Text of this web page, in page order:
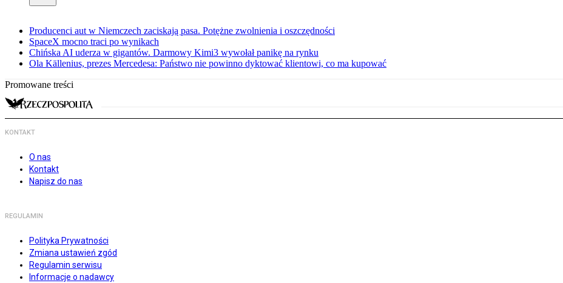
Producenci aut w Niemczech zaciskają pasa. Potężne zwolnienia i oszczędności
SpaceX mocno traci po wynikach
Chińska AI uderza w gigantów. Darmowy Kimi3 wywołał panikę na rynku
Ola Källenius, prezes Mercedesa: Państwo nie powinno dyktować klientowi, co ma kupować
Promowane treści
KONTAKT
O nas
Kontakt
Napisz do nas
REGULAMIN
Polityka Prywatności
Zmiana ustawień zgód
Regulamin serwisu
Informacje o nadawcy